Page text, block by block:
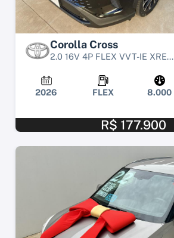
Corolla Cross
2.0 16V 4P FLEX VVT-IE XRE...
2026 FLEX 8.000
R$ 177.900